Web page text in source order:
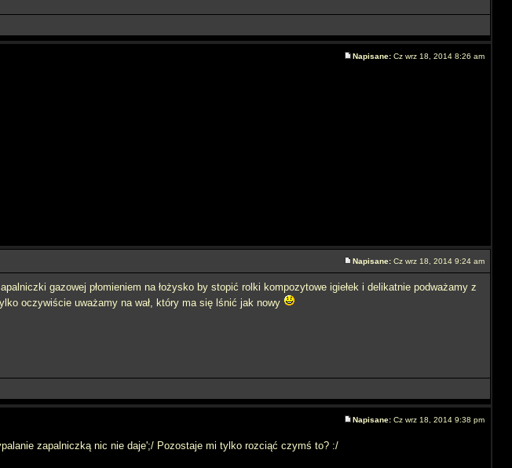
Napisane: Cz wrz 18, 2014 8:26 am
Napisane: Cz wrz 18, 2014 9:24 am
gazowej płomieniem na łożysko by stopić rolki kompozytowe igiełek i delikatnie podważamy z
oczywiście uważamy na wał, który ma się lśnić jak nowy
Napisane: Cz wrz 18, 2014 9:38 pm
zapalniczką nic nie daje';/ Pozostaje mi tylko rozciąć czymś to? :/